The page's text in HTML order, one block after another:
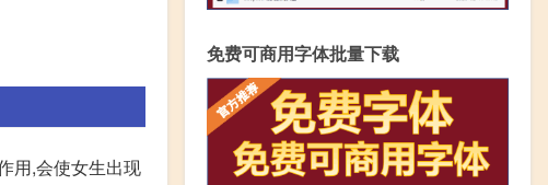
用,会使女生出现
免费可商用字体批量下载